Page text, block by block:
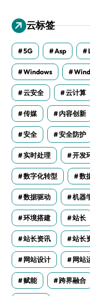
云标签
5G Asp
Windows
云安全 云计算
传媒 内容创新
安全 安全防护
实时处理 开发
数字化转型 数
数据驱动 机器
环境搭建 站长
站长资讯 站长
网站设计 网站
赋能 跨界融合